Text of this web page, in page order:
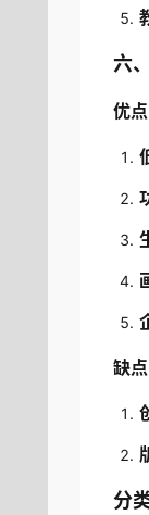
六
优点
缺点
分